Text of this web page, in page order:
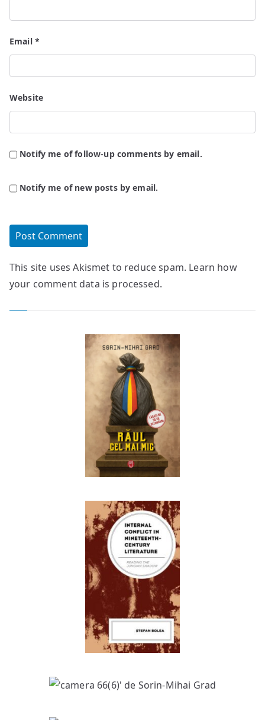
Email *
Website
Notify me of follow-up comments by email.
Notify me of new posts by email.
This site uses Akismet to reduce spam. Learn how
your comment data is processed.